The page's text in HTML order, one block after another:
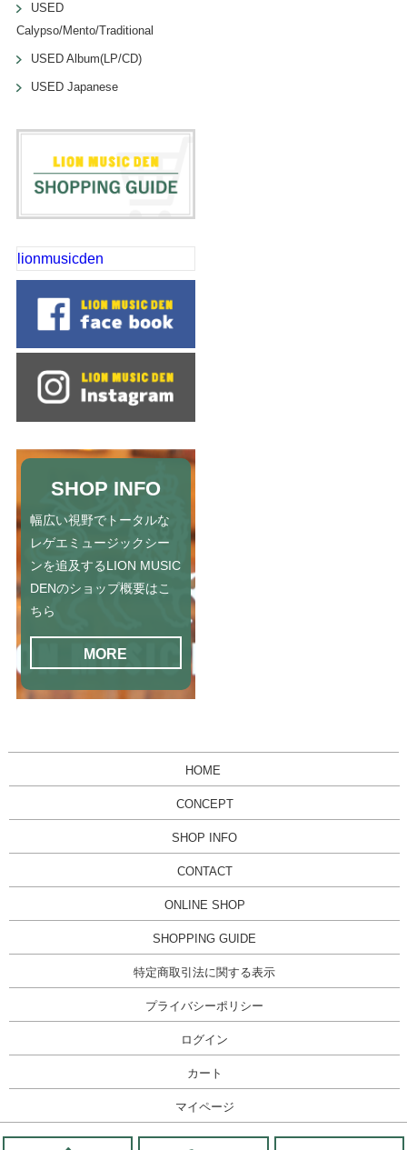
USED
Calypso/Mento/Traditional
USED Album(LP/CD)
USED Japanese
lionmusicden
SHOP INFO
幅広い視野でトータルな
レゲエミュージックシー
ンを追及するLION MUSIC
DENのショップ概要はこ
ちら
MORE
HOME
CONCEPT
SHOP INFO
CONTACT
ONLINE SHOP
SHOPPING GUIDE
特定商取引法に関する表示
プライバシーポリシー
ログイン
カート
マイページ